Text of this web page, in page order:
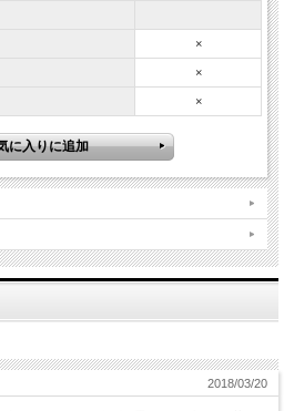
×
×
×
2018/03/20